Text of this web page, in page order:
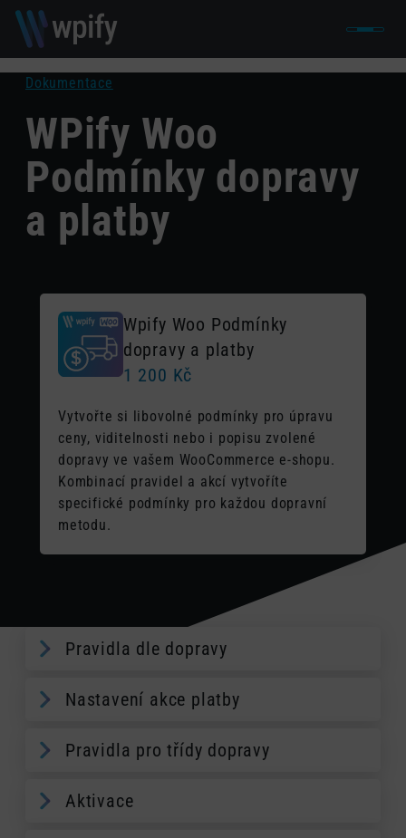
Dokumentace
WPify Woo
Podmínky dopravy
a platby
Wpify Woo Podmínky
dopravy a platby
1 200 Kč
Vytvořte si libovolné podmínky pro úpravu
ceny, viditelnosti nebo i popisu zvolené
dopravy ve vašem WooCommerce e-shopu.
Kombinací pravidel a akcí vytvoříte
specifické podmínky pro každou dopravní
metodu.
Pravidla dle dopravy
Nastavení akce platby
Pravidla pro třídy dopravy
Aktivace